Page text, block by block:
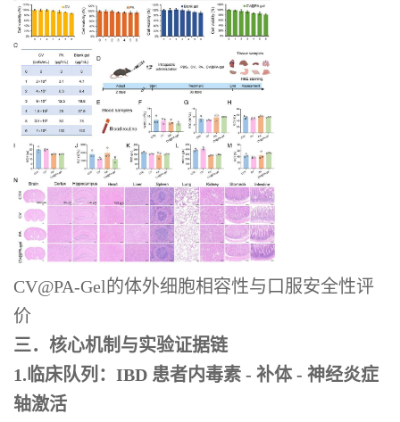
CV@PA-Gel的体外细胞相容性与口服安全性评
价
三．核心机制与实验证据链
1.临床队列：IBD 患者内毒素 - 补体 - 神经炎症
轴激活